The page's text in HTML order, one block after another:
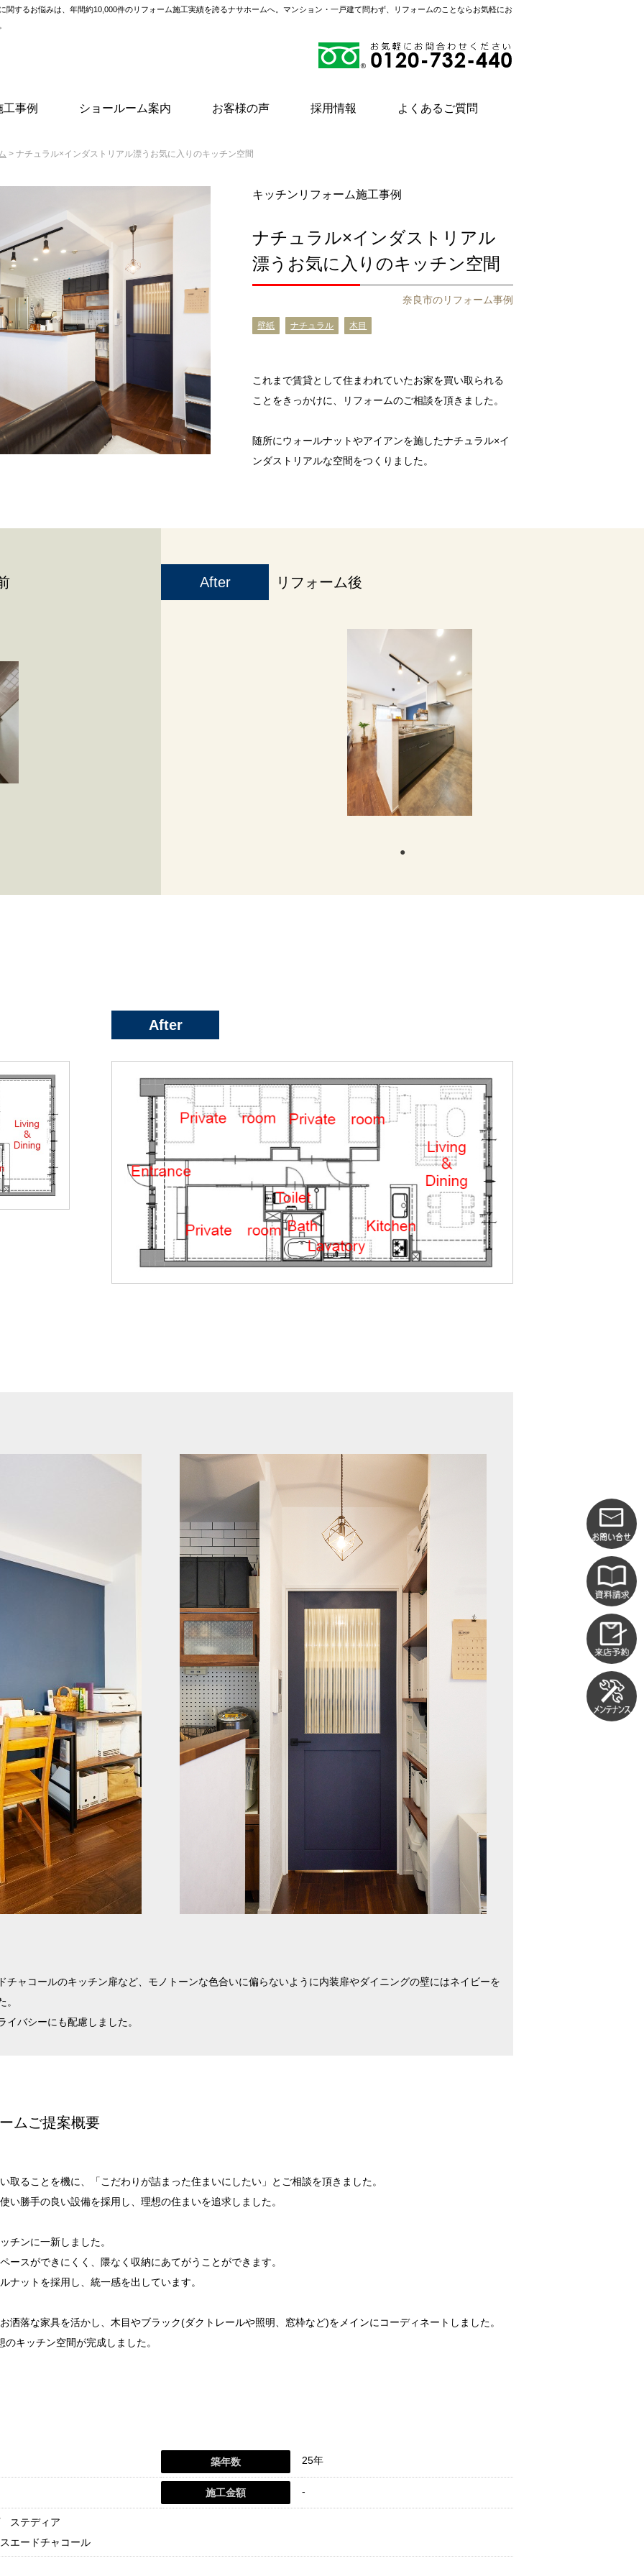
関するお悩みは、年間約10,000件のリフォーム施工実績を誇るナサホームへ。マンション・一戸建て問わず、リフォームのことならお気軽にお
工事例 ショールーム案内 お客様の声 採用情報 よくあるご質問
> ナチュラル×インダストリアル漂うお気に入りのキッチン空間
キッチンリフォーム施工事例
ナチュラル×インダストリアル
漂うお気に入りのキッチン空間
奈良市のリフォーム事例
壁紙 ナチュラル 木目
これまで賃貸として住まわれていたお家を買い取られる
ことをきっかけに、リフォームのご相談を頂きました。
随所にウォールナットやアイアンを施したナチュラル×イ
ンダストリアルな空間をつくりました。
After リフォーム後
After
チャコールのキッチン扉など、モノトーンな色合いに偏らないように内装扉やダイニングの壁にはネイビーを
バシーにも配慮しました。
ムご提案概要
取ることを機に、「こだわりが詰まった住まいにしたい」とご相談を頂きました。
い勝手の良い設備を採用し、理想の住まいを追求しました。
チンに一新しました。
ースができにくく、隈なく収納にあてがうことができます。
ナットを採用し、統一感を出しています。
洒落な家具を活かし、木目やブラック(ダクトレールや照明、窓枠など)をメインにコーディネートしました。
キッチン空間が完成しました。
築年数 25年
施工金額 -
ステディア
エードチャコール